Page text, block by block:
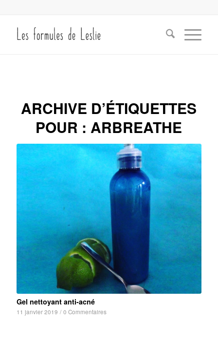
ARCHIVE D’ÉTIQUETTES
POUR : ARBREATHE
Gel nettoyant anti-acné
11 janvier 2019 / 0 Commentaires